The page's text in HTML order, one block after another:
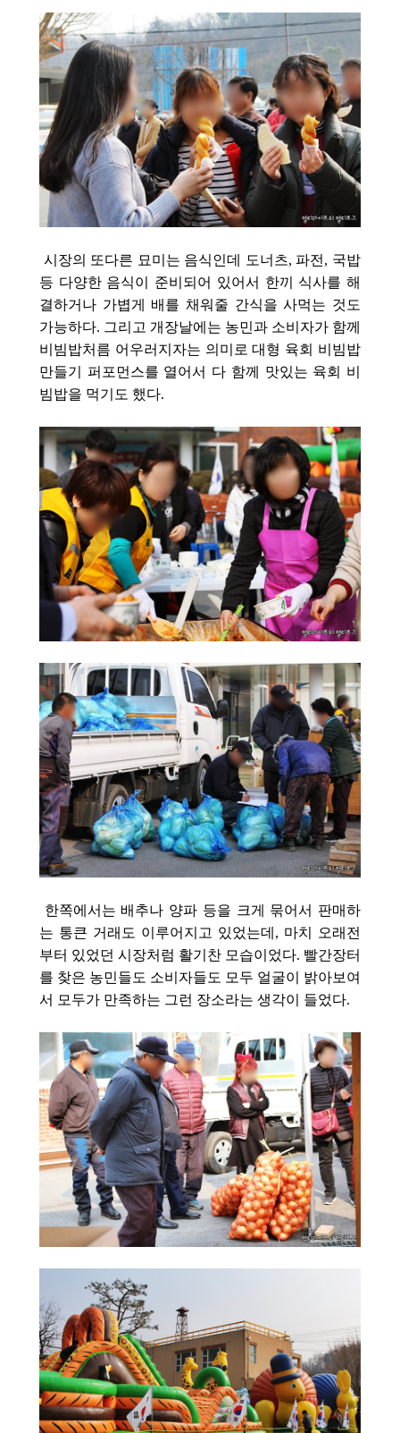
시장의 또다른 묘미는 음식인데 도너츠, 파전, 국밥
등 다양한 음식이 준비되어 있어서 한끼 식사를 해
결하거나 가볍게 배를 채워줄 간식을 사먹는 것도
가능하다. 그리고 개장날에는 농민과 소비자가 함께
비빔밥처름 어우러지자는 의미로 대형 육회 비빔밥
만들기 퍼포먼스를 열어서 다 함께 맛있는 육회 비
빔밥을 먹기도 했다.
한쪽에서는 배추나 양파 등을 크게 묶어서 판매하
는 통큰 거래도 이루어지고 있었는데, 마치 오래전
부터 있었던 시장처럼 활기찬 모습이었다. 빨간장터
를 찾은 농민들도 소비자들도 모두 얼굴이 밝아보여
서 모두가 만족하는 그런 장소라는 생각이 들었다.